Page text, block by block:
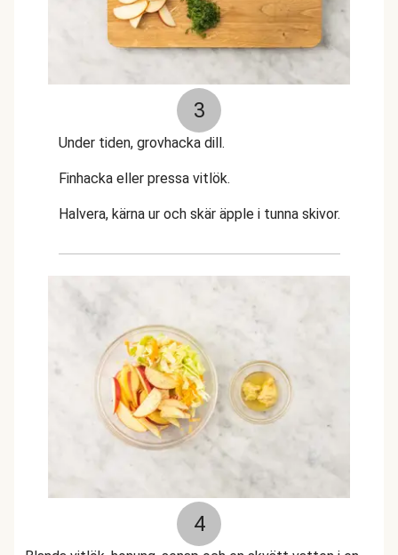
3
Under tiden, grovhacka dill.
Finhacka eller pressa vitlök.
Halvera, kärna ur och skär äpple i tunna skivor.
4